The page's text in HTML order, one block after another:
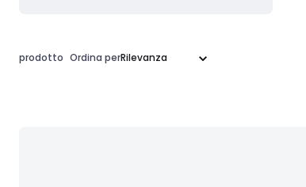
prodotto Ordina per